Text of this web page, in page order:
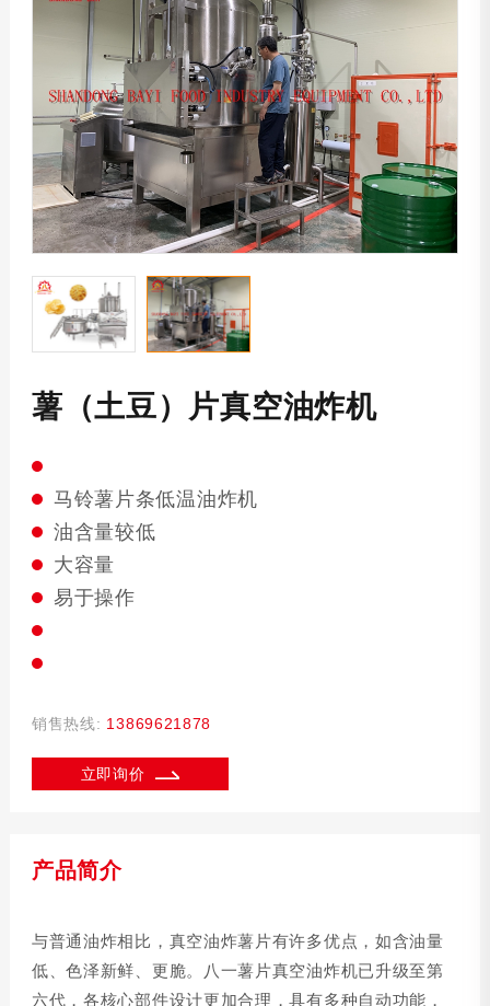
秋葵脆片真空油炸机
薯条真空油炸机
香蕉片真空油炸机
香菇脆片真空油炸机
红薯条真空油炸机
椰肉脆片真空油炸机
电加热真空油炸机
真空洗油机
薯（土豆）片真空油炸机
马铃薯片条低温油炸机
油含量较低
大容量
易于操作
销售热线: 13869621878
立即询价
产品简介
与普通油炸相比，真空油炸薯片有许多优点，如含油量
低、色泽新鲜、更脆。八一薯片真空油炸机已升级至第
六代，各核心部件设计更加合理，具有多种自动功能，